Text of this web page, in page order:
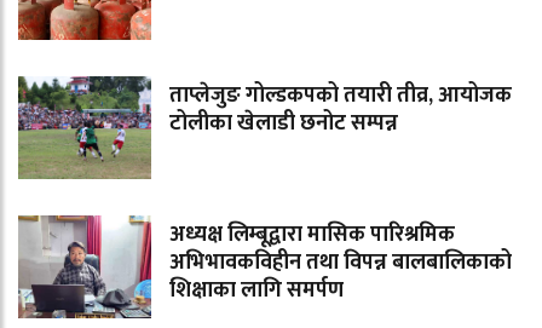
ताप्लेजुङ गोल्डकपको तयारी तीव्र, आयोजक
टोलीका खेलाडी छनोट सम्पन्न
अध्यक्ष लिम्बूद्वारा मासिक पारिश्रमिक
अभिभावकविहीन तथा विपन्न बालबालिकाको
शिक्षाका लागि समर्पण